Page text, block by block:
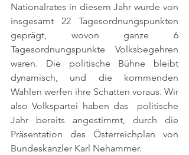
Nationalrates in diesem Jahr wurde von
insgesamt 22 Tagesordnungspunkten
geprägt, wovon ganze 6
Tagesordnungspunkte Volksbegehren
waren. Die politische Bühne bleibt
dynamisch, und die kommenden
Wahlen werfen ihre Schatten voraus. Wir
also Volkspartei haben das  politische
Jahr bereits angestimmt, durch die
Präsentation des Österreichplan von
Bundeskanzler Karl Nehammer.